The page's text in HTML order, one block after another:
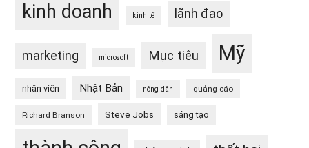
kinh doanh kinh tế lãnh đạo
marketing microsoft Mục tiêu Mỹ
nhân viên Nhật Bản nông dân quảng cáo
Richard Branson Steve Jobs sáng tạo